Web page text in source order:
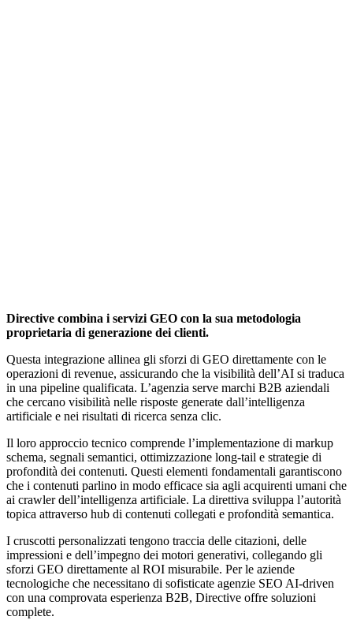
Directive combina i servizi GEO con la sua metodologia
proprietaria di generazione dei clienti.
Questa integrazione allinea gli sforzi di GEO direttamente con le
operazioni di revenue, assicurando che la visibilità dell’AI si traduca
in una pipeline qualificata. L’agenzia serve marchi B2B aziendali
che cercano visibilità nelle risposte generate dall’intelligenza
artificiale e nei risultati di ricerca senza clic.
Il loro approccio tecnico comprende l’implementazione di markup
schema, segnali semantici, ottimizzazione long-tail e strategie di
profondità dei contenuti. Questi elementi fondamentali garantiscono
che i contenuti parlino in modo efficace sia agli acquirenti umani che
ai crawler dell’intelligenza artificiale. La direttiva sviluppa l’autorità
topica attraverso hub di contenuti collegati e profondità semantica.
I cruscotti personalizzati tengono traccia delle citazioni, delle
impressioni e dell’impegno dei motori generativi, collegando gli
sforzi GEO direttamente al ROI misurabile. Per le aziende
tecnologiche che necessitano di sofisticate agenzie SEO AI-driven
con una comprovata esperienza B2B, Directive offre soluzioni
complete.